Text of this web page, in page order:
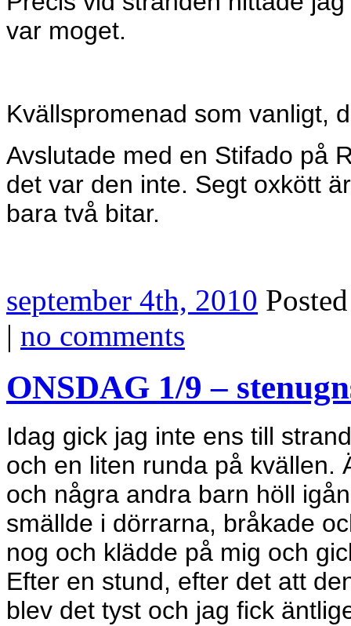
var moget.
Kvällspromenad som vanligt,
Avslutade med en Stifado på
det var den inte. Segt oxkött
bara två bitar.
september 4th, 2010
| no comments
ONSDAG 1/9 –
Idag gick jag inte ens till
och en liten runda på kvällen.
och några andra barn höll
smällde i dörrarna, bråkade
nog och klädde på mig och
Efter en stund, efter det att
blev det tyst och jag fick